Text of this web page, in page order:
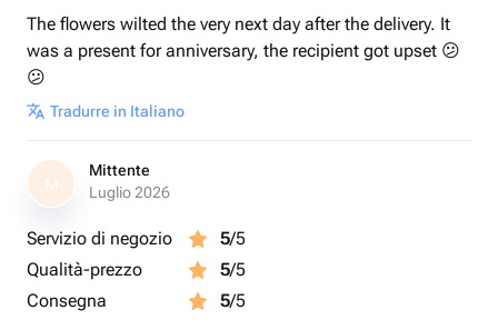
The flowers wilted the very next day after the delivery. It
was a present for anniversary, the recipient got upset 😕
😕
Tradurre in Italiano
M
Mittente
Luglio 2026
Servizio di negozio 5/5
Qualità-prezzo
5/5
Consegna
5/5